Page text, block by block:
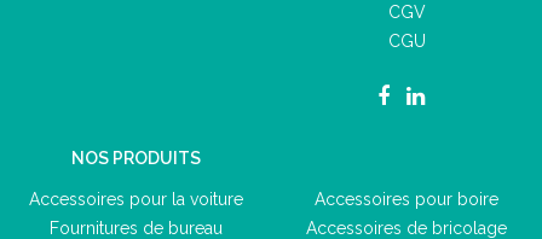
CGV
CGU
NOS PRODUITS
Accessoires pour la voiture
Fournitures de bureau
Accessoires pour boire
Accessoires de bricolage